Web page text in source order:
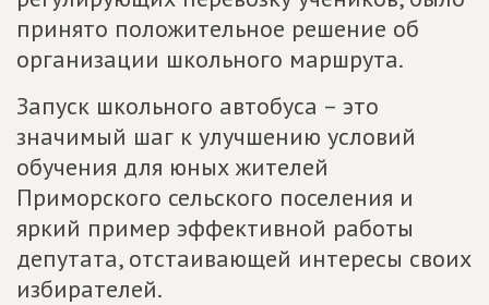
принято положительное решение об
организации школьного маршрута.
Запуск школьного автобуса – это
значимый шаг к улучшению условий
обучения для юных жителей
Приморского сельского поселения и
яркий пример эффективной работы
депутата, отстаивающей интересы своих
избирателей.